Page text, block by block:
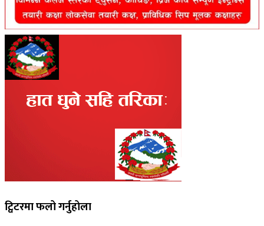
ट्विटरमा फलो गर्नुहोला